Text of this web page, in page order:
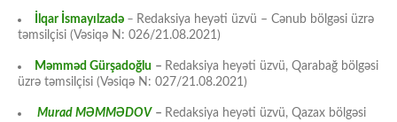
İlqar İsmayılzadə – Redaksiya heyəti üzvü – Cənub bölgəsi üzrə
təmsilçisi (Vəsiqə N: 026/21.08.2021)
Məmməd Gürşadoğlu – Redaksiya heyəti üzvü, Qarabağ bölgəsi
üzrə təmsilçisi (Vəsiqə N: 027/21.08.2021)
Murad MƏMMƏDOV – Redaksiya heyəti üzvü, Qazax bölgəsi